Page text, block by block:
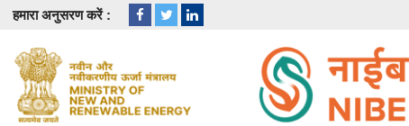
हमारा अनुसरण करें :